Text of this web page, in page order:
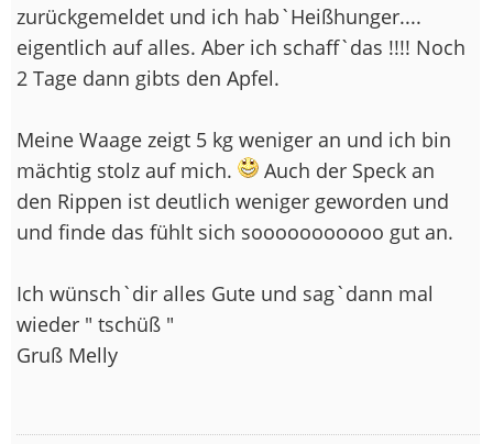
zurückgemeldet und ich hab`Heißhunger....
eigentlich auf alles. Aber ich schaff`das !!!! Noch
2 Tage dann gibts den Apfel.
Meine Waage zeigt 5 kg weniger an und ich bin
mächtig stolz auf mich.
Auch der Speck an
den Rippen ist deutlich weniger geworden und
und finde das fühlt sich sooooooooooo gut an.
Ich wünsch`dir alles Gute und sag`dann mal
wieder " tschüß "
Gruß Melly